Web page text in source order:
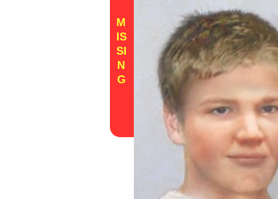
M
IS
SI
N
G